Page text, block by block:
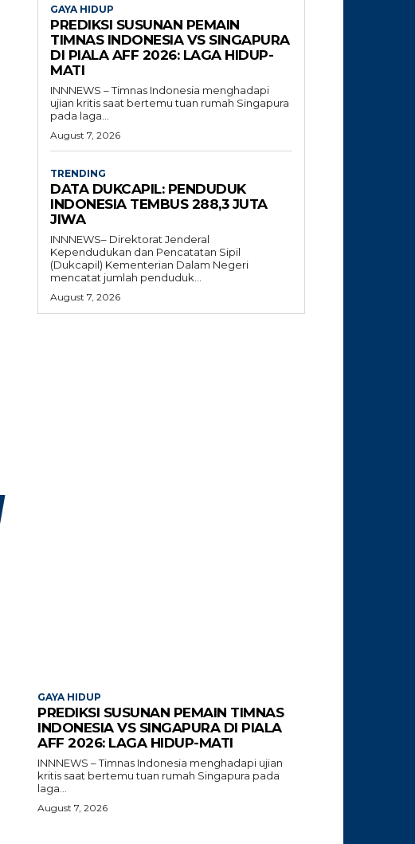
GAYA HIDUP
PREDIKSI SUSUNAN PEMAIN
TIMNAS INDONESIA VS SINGAPURA
DI PIALA AFF 2026: LAGA HIDUP-
MATI
INNNEWS – Timnas Indonesia menghadapi
ujian kritis saat bertemu tuan rumah Singapura
pada laga...
August 7, 2026
TRENDING
DATA DUKCAPIL: PENDUDUK
INDONESIA TEMBUS 288,3 JUTA
JIWA
INNNEWS– Direktorat Jenderal
Kependudukan dan Pencatatan Sipil
(Dukcapil) Kementerian Dalam Negeri
mencatat jumlah penduduk...
August 7, 2026
GAYA HIDUP
PREDIKSI SUSUNAN PEMAIN TIMNAS
INDONESIA VS SINGAPURA DI PIALA
AFF 2026: LAGA HIDUP-MATI
INNNEWS – Timnas Indonesia menghadapi ujian
kritis saat bertemu tuan rumah Singapura pada
laga...
August 7, 2026